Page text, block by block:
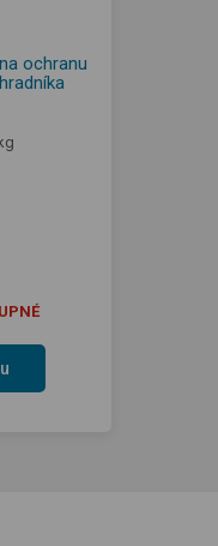
ochranu